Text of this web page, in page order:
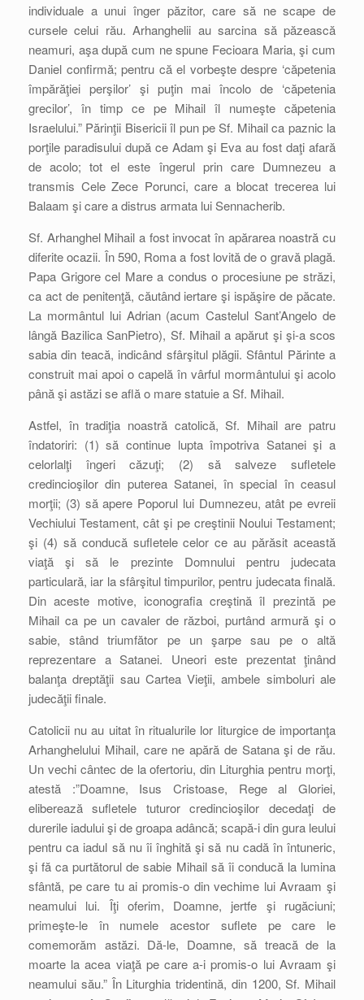
individuale a unui înger păzitor, care să ne scape de
cursele celui rău. Arhanghelii au sarcina să păzească
neamuri, aşa după cum ne spune Fecioara Maria, şi cum
Daniel confirmă; pentru că el vorbeşte despre ‘căpetenia
împărăţiei perşilor’ şi puţin mai încolo de ‘căpetenia
grecilor’, în timp ce pe Mihail îl numeşte căpetenia
Israelului.” Părinţii Bisericii îl pun pe Sf. Mihail ca paznic la
porţile paradisului după ce Adam şi Eva au fost daţi afară
de acolo; tot el este îngerul prin care Dumnezeu a
transmis Cele Zece Porunci, care a blocat trecerea lui
Balaam şi care a distrus armata lui Sennacherib.
Sf. Arhanghel Mihail a fost invocat în apărarea noastră cu
diferite ocazii. În 590, Roma a fost lovită de o gravă plagă.
Papa Grigore cel Mare a condus o procesiune pe străzi,
ca act de penitenţă, căutând iertare şi ispăşire de păcate.
La mormântul lui Adrian (acum Castelul Sant’Angelo de
lângă Bazilica SanPietro), Sf. Mihail a apărut şi şi-a scos
sabia din teacă, indicând sfârşitul plăgii. Sfântul Părinte a
construit mai apoi o capelă în vârful mormântului şi acolo
până şi astăzi se află o mare statuie a Sf. Mihail.
Astfel, în tradiţia noastră catolică, Sf. Mihail are patru
îndatoriri: (1) să continue lupta împotriva Satanei şi a
celorlalţi îngeri căzuţi; (2) să salveze sufletele
credincioşilor din puterea Satanei, în special în ceasul
morţii; (3) să apere Poporul lui Dumnezeu, atât pe evreii
Vechiului Testament, cât şi pe creştinii Noului Testament;
şi (4) să conducă sufletele celor ce au părăsit această
viaţă şi să le prezinte Domnului pentru judecata
particulară, iar la sfârşitul timpurilor, pentru judecata finală.
Din aceste motive, iconografia creştină îl prezintă pe
Mihail ca pe un cavaler de război, purtând armură şi o
sabie, stând triumfător pe un şarpe sau pe o altă
reprezentare a Satanei. Uneori este prezentat ţinând
balanţa dreptăţii sau Cartea Vieţii, ambele simboluri ale
judecăţii finale.
Catolicii nu au uitat în ritualurile lor liturgice de importanţa
Arhanghelului Mihail, care ne apără de Satana şi de rău.
Un vechi cântec de la ofertoriu, din Liturghia pentru morţi,
atestă :”Doamne, Isus Cristoase, Rege al Gloriei,
eliberează sufletele tuturor credincioşilor decedaţi de
durerile iadului şi de groapa adâncă; scapă-i din gura leului
pentru ca iadul să nu îi înghită şi să nu cadă în întuneric,
şi fă ca purtătorul de sabie Mihail să îi conducă la lumina
sfântă, pe care tu ai promis-o din vechime lui Avraam şi
neamului lui. Îţi oferim, Doamne, jertfe şi rugăciuni;
primeşte-le în numele acestor suflete pe care le
comemorăm astăzi. Dă-le, Doamne, să treacă de la
moarte la acea viaţă pe care a-i promis-o lui Avraam şi
neamului său.” În Liturghia tridentină, din 1200, Sf. Mihail